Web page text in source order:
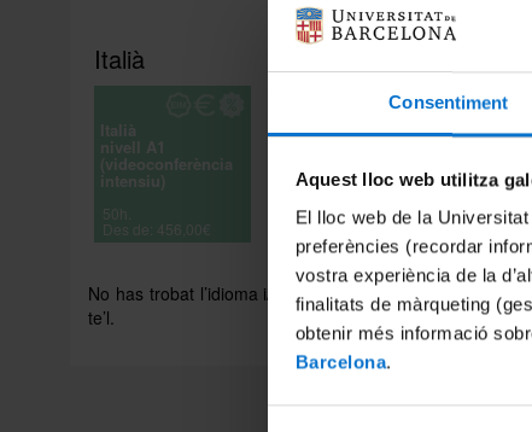
Consentiment
Aquest lloc web utilitza
El lloc web de la
preferències (recordar
vostra experiència de la
finalitats de màrqueting
obtenir més informació
Barcelona.
Italià
Italià
nivell A1
(videoconferència
intensiu)
50h.
Des de: 456,00€
No has trobat l’idioma i/o el tipus de curs que
te’l.